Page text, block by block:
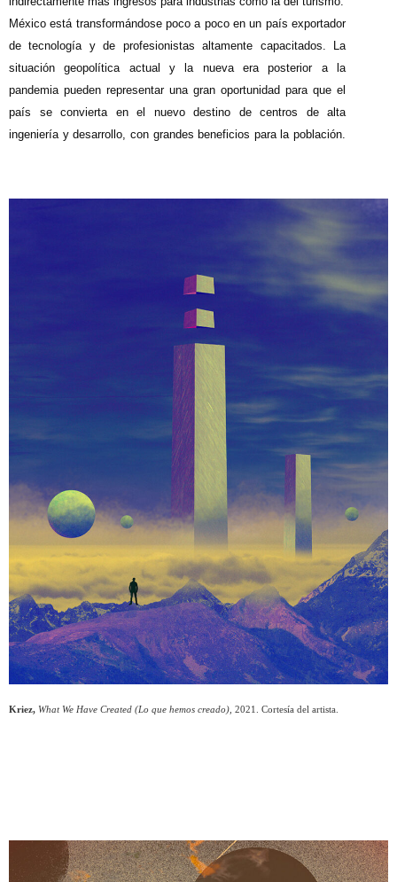
México está transformándose poco a poco en un país exportador
de tecnología y de profesionistas altamente capacitados. La
situación geopolítica actual y la nueva era posterior a la
pandemia pueden representar una gran oportunidad para que el
país se convierta en el nuevo destino de centros de alta
ingeniería y desarrollo, con grandes beneficios para la población.
Kriez, What We Have Created (Lo que hemos creado), 2021. Cortesía del artista.